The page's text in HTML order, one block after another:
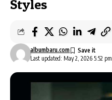
Styles
Last updated: May 2, 2026 5:52 pm
albumbaru.com